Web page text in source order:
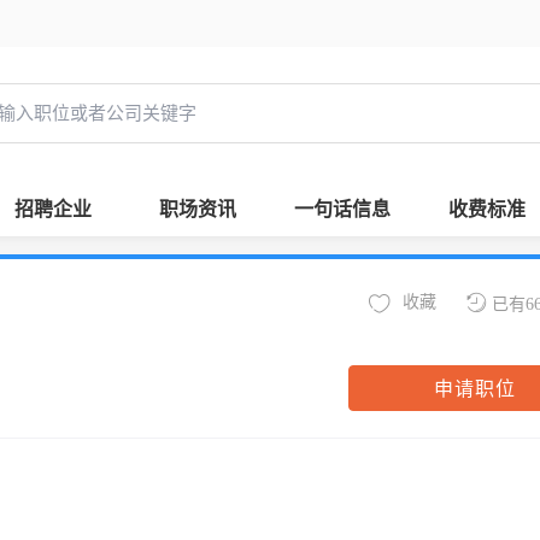
招聘企业 职场资讯 一句话信息 收费标准
已有
收藏
申请职位